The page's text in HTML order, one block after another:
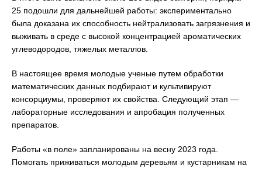
25 подошли для дальнейшей работы: экспериментально
была доказана их способность нейтрализовать загрязнения и
выживать в среде с высокой концентрацией ароматических
углеводородов, тяжелых металлов.
В настоящее время молодые ученые путем обработки
математических данных подбирают и культивируют
консорциумы, проверяют их свойства. Следующий этап —
лабораторные исследования и апробация полученных
препаратов.
Работы «в поле» запланированы на весну 2023 года.
Помогать приживаться молодым деревьям и кустарникам на